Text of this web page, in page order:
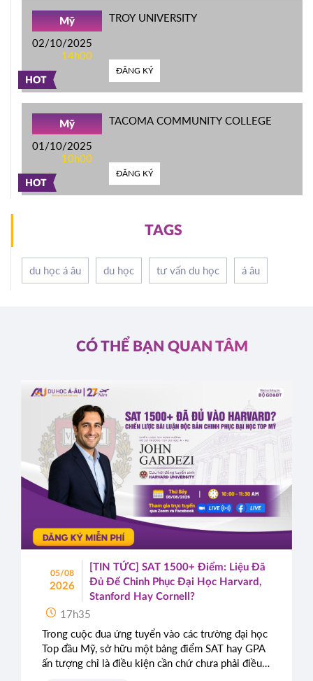
HOT
Mỹ
02/10/2025
14h00
TROY UNIVERSITY
ĐĂNG KÝ
HOT
Mỹ
01/10/2025
10h00
TACOMA COMMUNITY COLLEGE
ĐĂNG KÝ
TAGS
du học á âu du học tư vấn du học á âu
CÓ THỂ BẠN QUAN TÂM
05/08
2026
[TIN TỨC] SAT 1500+ Điểm: Liệu Đã
Đủ Để Chinh Phục Đại Học Harvard,
Stanford Hay Cornell?
17h35
Trong cuộc đua ứng tuyển vào các trường đại học
Top đầu Mỹ, sở hữu một bảng điểm SAT hay GPA
ấn tượng chỉ là điều kiện cần chứ chưa phải điều